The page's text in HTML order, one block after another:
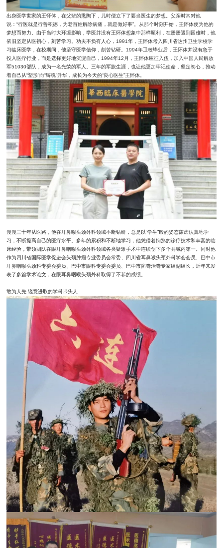
出身医学世家的王怀体，在父辈的熏陶下，儿时便立下了要当医生的梦想。父亲时常对他
说：“行医就是行善积德，为老百姓解除病痛，就是做好事”。从那个时刻开始，王怀体便为他的
梦想而努力。由于当时大环境影响，学医并没有王怀体想象中那样顺利，在屡屡遇到困难时，他
依旧坚定从医初心，刻苦学习。功夫不负有人心，1991年，王怀体考入四川省达州卫生学校学
习临床医学，在校期间，他坚守医学信仰，刻苦钻研。1994年卫校毕业后，王怀体并没有急于
投入医疗行业，而是选择更好地沉淀自己，1994年12月，王怀体应征入伍，加入中国人民解放
军51030部队，成为一名光荣的军人。三年的军旅生涯，也让他更加牢记使命，坚定初心，推动
着自己从“塑形”向“铸魂”升华，成长为今天的“良心医生”王怀体。
漫漫三十年从医路，他在耳鼻喉头颈外科领域不断钻研，总是以“学生”般的姿态谦虚认真地学
习，不断提高自己的医疗水平。多年的累积和不断地学习，他凭借着娴熟的诊疗技术和丰富的临
床经验，带领团队在眼耳鼻咽喉头颈外科领域各类疑难手术中连续创下多个县域内第一。同时他
作为四川省国际医学促进会头颈肿瘤专业委员会常委、四川省耳鼻喉头颈外科学会会员、巴中市
耳鼻咽喉头颈科专委会委员、巴中市眼科专委会委员、巴中市防聋治聋专家组副组长，近年来发
表了多篇学术论文，在眼耳鼻咽喉头颈外科取得了不菲的成绩。
敢为人先 锐意进取的学科带头人